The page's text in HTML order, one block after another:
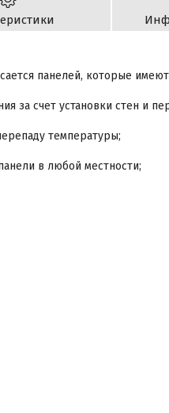
панелей, которые
за счет установки стен и
температуры;
в любой местности;